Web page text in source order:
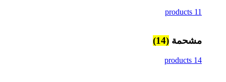
11 products
مشحمة (14)
14 products